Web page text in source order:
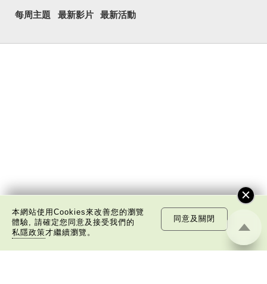
每周主題 最新影片 最新活動
本網站使用Cookies來改善您的瀏覽
體驗, 請確定您同意及接受我們的
私隱政策才繼續瀏覽。
同意及關閉